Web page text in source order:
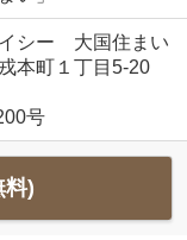
シー 大国住まい
本町１丁目5-20
号
料)